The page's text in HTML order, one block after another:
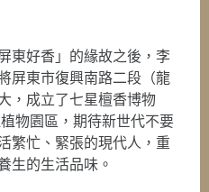
東好香」的緣故之後，李
屏東市復興南路二段（龍
，成立了七星檀香博物
物園區，期待新世代不要
繁忙、緊張的現代人，重
生的生活品味。